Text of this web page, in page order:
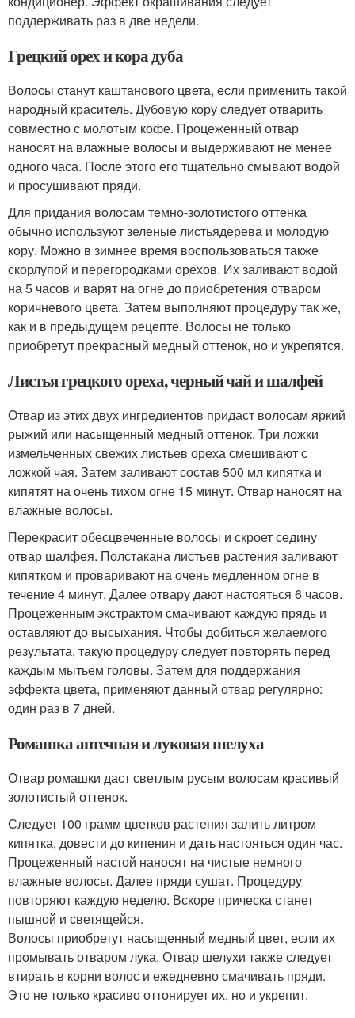
поддерживать раз в две недели.
Грецкий орех и кора дуба
Волосы станут каштанового цвета, если применить такой
народный краситель. Дубовую кору следует отварить
совместно с молотым кофе. Процеженный отвар
наносят на влажные волосы и выдерживают не менее
одного часа. После этого его тщательно смывают водой
и просушивают пряди.
Для придания волосам темно-золотистого оттенка
обычно используют зеленые листьядерева и молодую
кору. Можно в зимнее время воспользоваться также
скорлупой и перегородками орехов. Их заливают водой
на 5 часов и варят на огне до приобретения отваром
коричневого цвета. Затем выполняют процедуру так же,
как и в предыдущем рецепте. Волосы не только
приобретут прекрасный медный оттенок, но и укрепятся.
Листья грецкого ореха, черный чай и шалфей
Отвар из этих двух ингредиентов придаст волосам яркий
рыжий или насыщенный медный оттенок. Три ложки
измельченных свежих листьев ореха смешивают с
ложкой чая. Затем заливают состав 500 мл кипятка и
кипятят на очень тихом огне 15 минут. Отвар наносят на
влажные волосы.
Перекрасит обесцвеченные волосы и скроет седину
отвар шалфея. Полстакана листьев растения заливают
кипятком и проваривают на очень медленном огне в
течение 4 минут. Далее отвару дают настояться 6 часов.
Процеженным экстрактом смачивают каждую прядь и
оставляют до высыхания. Чтобы добиться желаемого
результата, такую процедуру следует повторять перед
каждым мытьем головы. Затем для поддержания
эффекта цвета, применяют данный отвар регулярно:
один раз в 7 дней.
Ромашка аптечная и луковая шелуха
Отвар ромашки даст светлым русым волосам красивый
золотистый оттенок.
Следует 100 грамм цветков растения залить литром
кипятка, довести до кипения и дать настояться один час.
Процеженный настой наносят на чистые немного
влажные волосы. Далее пряди сушат. Процедуру
повторяют каждую неделю. Вскоре прическа станет
пышной и светящейся.
Волосы приобретут насыщенный медный цвет, если их
промывать отваром лука. Отвар шелухи также следует
втирать в корни волос и ежедневно смачивать пряди.
Это не только красиво оттонирует их, но и укрепит.